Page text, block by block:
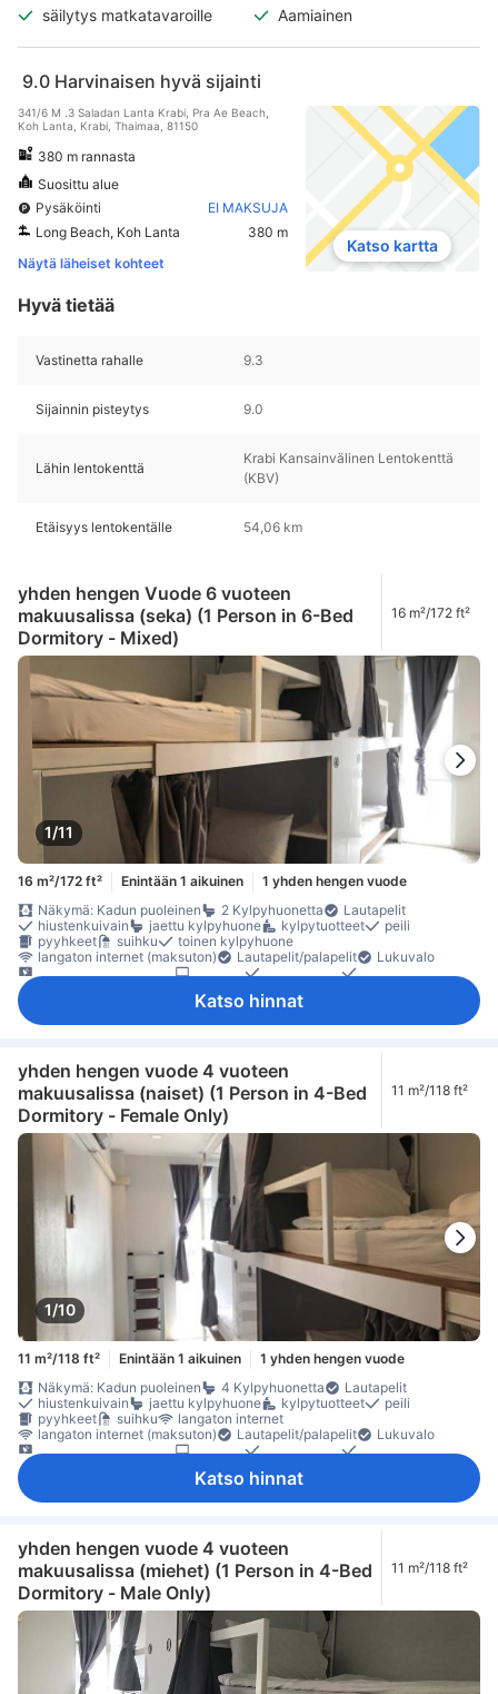
säilytys matkatavaroille
Aamiainen
9.0 Harvinaisen hyvä sijainti
341/6 M .3 Saladan Lanta Krabi, Pra Ae Beach,
Koh Lanta, Krabi, Thaimaa, 81150
380 m rannasta
Suosittu alue
Pysäköinti
EI MAKSUJA
Long Beach, Koh Lanta
380 m
Näytä läheiset kohteet
Katso kartta
Hyvä tietää
Vastinetta rahalle 9.3
Sijainnin pisteytys 9.0
Lähin lentokenttä
Krabi Kansainvälinen Lentokenttä
(KBV)
Etäisyys lentokentälle 54,06 km
yhden hengen Vuode 6 vuoteen
makuusalissa (seka) (1 Person in 6-Bed
Dormitory - Mixed)
16 m²/172 ft²
1/11
16 m²/172 ft² Enintään 1 aikuinen
1 yhden hengen vuode
Näkymä: Kadun puoleinen
2 Kylpyhuonetta
Lautapelit
hiustenkuivain
jaettu kylpyhuone kylpytuotteet
peili
pyyhkeet
suihku
toinen kylpyhuone
langaton internet (maksuton)
Lautapelit/palapelit
Lukuvalo
Pistorasiat vuoteen lähellä
Savuttomia huoneita
Turvaominaisuudet
turvasäilytys tietokoneelle
Katso hinnat
yhden hengen vuode 4 vuoteen
makuusalissa (naiset) (1 Person in 4-Bed
Dormitory - Female Only)
11 m²/118 ft²
1/10
11 m²/118 ft² Enintään 1 aikuinen
1 yhden hengen vuode
Näkymä: Kadun puoleinen
4 Kylpyhuonetta
Lautapelit
hiustenkuivain
jaettu kylpyhuone kylpytuotteet
peili
pyyhkeet
suihku
langaton internet
langaton internet (maksuton)
Lautapelit/palapelit
Lukuvalo
Pistorasiat vuoteen lähellä
Savuttomia huoneita
Turvaominaisuudet
turvasäilytys tietokoneelle
Katso hinnat
yhden hengen vuode 4 vuoteen
makuusalissa (miehet) (1 Person in 4-Bed
Dormitory - Male Only)
11 m²/118 ft²